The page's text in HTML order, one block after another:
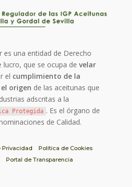
es una entidad de Derecho
lucro, que se ocupa develar
el cumplimiento de la
origen de las aceitunas que
adscritas a la
Protegida . Es el órgano de
de Calidad.
Privacidad
Política de Cookies
Portal de Transparencia